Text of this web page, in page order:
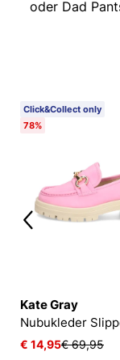
oder Dad
Click&Collect only
78%
Kate Gray
Nubukleder
€ 14,95€ 69,95